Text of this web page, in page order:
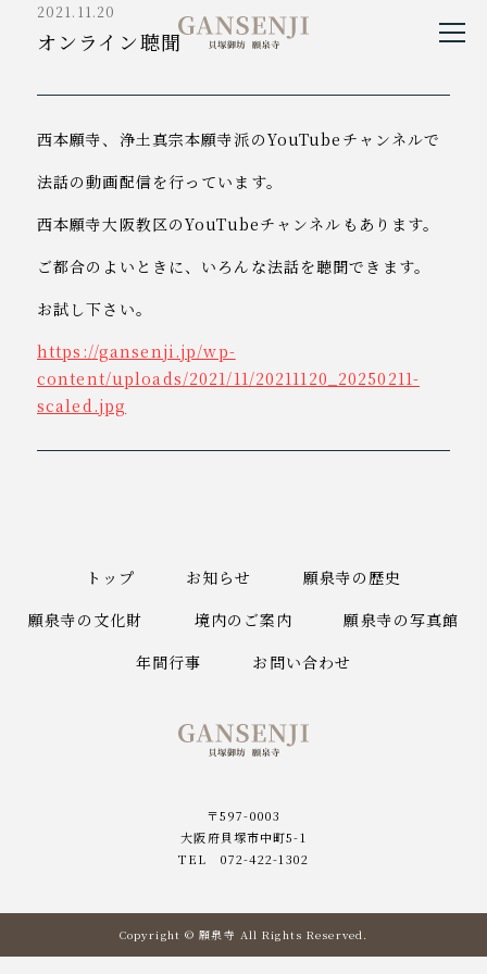
2021.11.20
オンライン聴聞
西本願寺、浄土真宗本願寺派のYouTubeチャンネルで
法話の動画配信を行っています。
西本願寺大阪教区のYouTubeチャンネルもあります。
ご都合のよいときに、いろんな法話を聴聞できます。
お試し下さい。
https://gansenji.jp/wp-
content/uploads/2021/11/20211120_20250211-
scaled.jpg
トップ お知らせ
願泉寺の歴史
願泉寺の文化財
境内のご案内
願泉寺の写真館
年間行事
お問い合わせ
〒597-0003
大阪府貝塚市中町5-1
TEL 072-422-1302
Copyright © 願泉寺 All Rights Reserved.